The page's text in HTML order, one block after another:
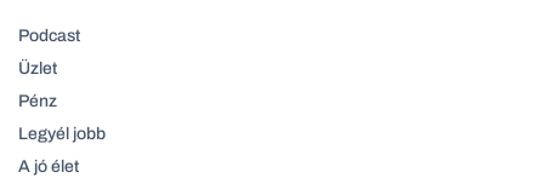
Podcast
Üzlet
Pénz
Legyél jobb
A jó élet